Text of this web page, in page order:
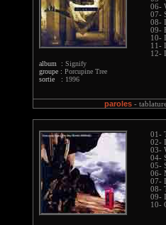
album : Signify
groupe : Porcupine Tree
sortie : 1996
06-
07-
08-
09-
10-
11-
12-
paroles-
01-
02-
03-
04-
05-
06-
07-
08-
09-
10-